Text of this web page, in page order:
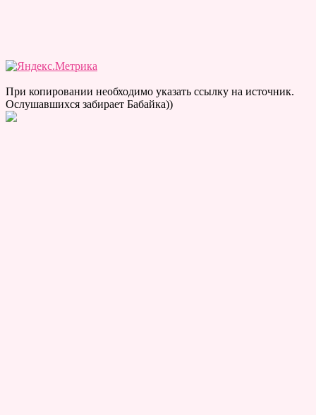
При копировании необходимо указать ссылку на источник.
Ослушавшихся забирает Бабайка))